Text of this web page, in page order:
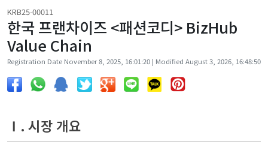
KRB25-00011
한국 프랜차이즈 <패션코디> BizHub
Value Chain
Registration Date November 8, 2025, 16:01:20 | Modified August 3, 2026, 16:48:50
Ⅰ. 시장 개요